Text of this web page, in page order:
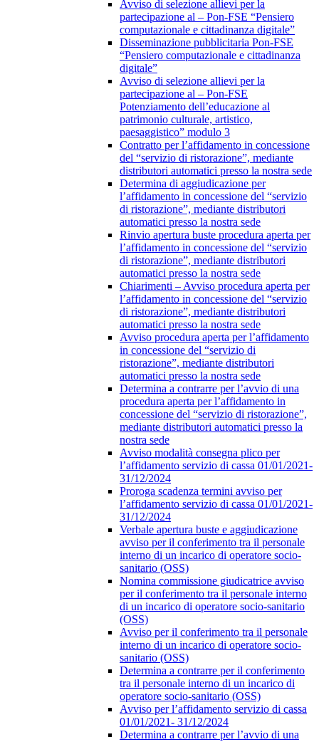
Avviso di selezione allievi per la
partecipazione al – Pon-FSE “Pensiero
computazionale e cittadinanza digitale”
Disseminazione pubblicitaria Pon-FSE
“Pensiero computazionale e cittadinanza
digitale”
Avviso di selezione allievi per la
partecipazione al – Pon-FSE
Potenziamento dell’educazione al
patrimonio culturale, artistico,
paesaggistico” modulo 3
Contratto per l’affidamento in concessione
del “servizio di ristorazione”, mediante
distributori automatici presso la nostra sede
Determina di aggiudicazione per
l’affidamento in concessione del “servizio
di ristorazione”, mediante distributori
automatici presso la nostra sede
Rinvio apertura buste procedura aperta per
l’affidamento in concessione del “servizio
di ristorazione”, mediante distributori
automatici presso la nostra sede
Chiarimenti – Avviso procedura aperta per
l’affidamento in concessione del “servizio
di ristorazione”, mediante distributori
automatici presso la nostra sede
Avviso procedura aperta per l’affidamento
in concessione del “servizio di
ristorazione”, mediante distributori
automatici presso la nostra sede
Determina a contrarre per l’avvio di una
procedura aperta per l’affidamento in
concessione del “servizio di ristorazione”,
mediante distributori automatici presso la
nostra sede
Avviso modalità consegna plico per
l’affidamento servizio di cassa 01/01/2021-
31/12/2024
Proroga scadenza termini avviso per
l’affidamento servizio di cassa 01/01/2021-
31/12/2024
Verbale apertura buste e aggiudicazione
avviso per il conferimento tra il personale
interno di un incarico di operatore socio-
sanitario (OSS)
Nomina commissione giudicatrice avviso
per il conferimento tra il personale interno
di un incarico di operatore socio-sanitario
(OSS)
Avviso per il conferimento tra il personale
interno di un incarico di operatore socio-
sanitario (OSS)
Determina a contrarre per il conferimento
tra il personale interno di un incarico di
operatore socio-sanitario (OSS)
Avviso per l’affidamento servizio di cassa
01/01/2021- 31/12/2024
Determina a contrarre per l’avvio di una